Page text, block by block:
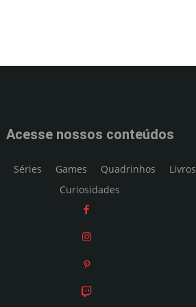
Acesse nossos conteúdos
Séries Games Quadrinhos
Livros
Curiosidades